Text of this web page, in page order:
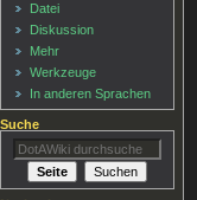
Datei
Diskussion
Mehr
Werkzeuge
In anderen Sprachen
Suche